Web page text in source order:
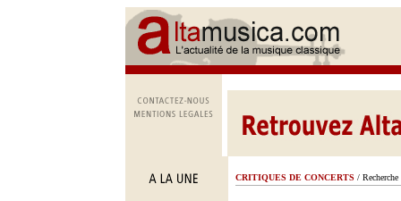
CRITIQUES DE CONCERTS / Recherche